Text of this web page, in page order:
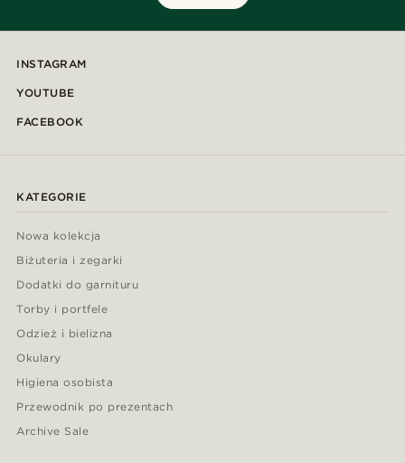
INSTAGRAM
YOUTUBE
FACEBOOK
KATEGORIE
Nowa kolekcja
Biżuteria i zegarki
Dodatki do garnituru
Torby i portfele
Odzież i bielizna
Okulary
Higiena osobista
Przewodnik po prezentach
Archive Sale